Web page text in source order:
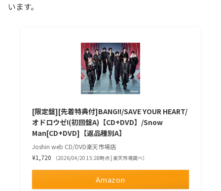
います。
[限定盤][先着特典付]BANG!!/SAVE YOUR HEART/
オドロウゼ!(初回盤A)【CD+DVD】/Snow
Man[CD+DVD]【返品種別A】
Joshin web CD/DVD楽天市場店
¥1,720
（2026/04/20 15:28時点 | 楽天市場調べ）
Amazon